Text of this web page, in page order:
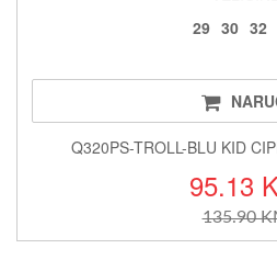
29 30 32
Q320PS-TROLL-BLU KID
95.13
135.90